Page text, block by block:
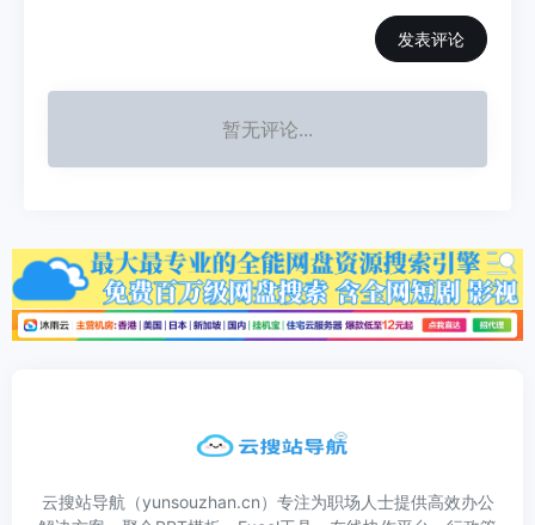
发表评论
暂无评论...
云搜站导航（yunsouzhan.cn）专注为职场人士提供高效办公